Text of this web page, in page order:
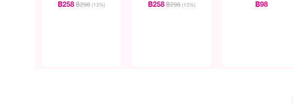
฿258฿298 (13%)
Days
฿258฿298 (13%)
Days
฿98